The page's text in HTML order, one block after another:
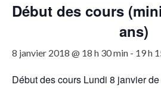
Début des cours
ans)
8 janvier 2018 @ 18 h 30 min - 19 h
Début des cours Lundi 8 janvier